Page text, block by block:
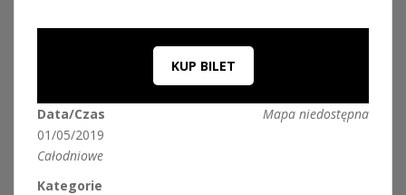
KUP BILET
Mapa niedostępna
Data/Czas
01/05/2019
Całodniowe
Kategorie